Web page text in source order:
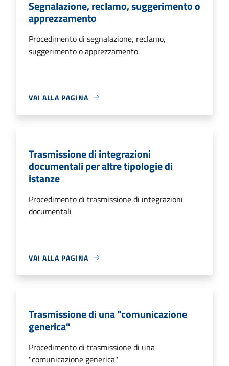
Segnalazione, reclamo, suggerimento o
apprezzamento
Procedimento di segnalazione, reclamo,
suggerimento o apprezzamento
VAI ALLA PAGINA
Trasmissione di integrazioni
documentali per altre tipologie di
istanze
Procedimento di trasmissione di integrazioni
documentali
VAI ALLA PAGINA
Trasmissione di una "comunicazione
generica"
Procedimento di trasmissione di una
"comunicazione generica"